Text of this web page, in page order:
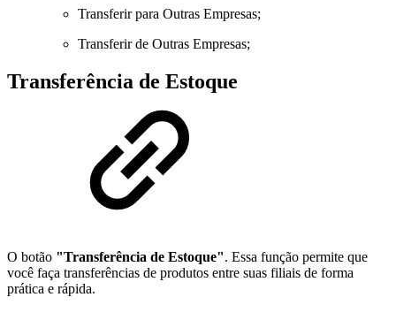
Transferir para Outras Empresas;
Transferir de Outras Empresas;
Transferência de Estoque
O botão "Transferência de Estoque". Essa função permite que
você faça transferências de produtos entre suas filiais de forma
prática e rápida.